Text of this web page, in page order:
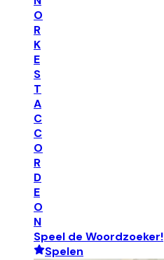
O
R
K
E
S
T
A
C
C
O
R
D
E
O
N
Speel de Woordzoeker!
Spelen